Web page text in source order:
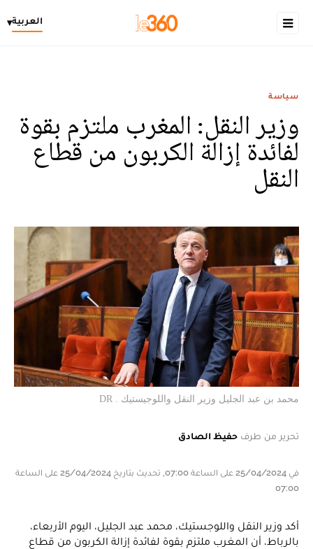
العربية▾
سياسة
وزير النقل: المغرب ملتزم بقوة
لفائدة إزالة الكربون من قطاع
النقل
محمد بن عبد الجليل وزير النقل واللوجيستيك . DR
تحرير من طرف حفيظ الصادق
في 25/04/2024 على الساعة 07:00, تحديث بتاريخ 25/04/2024 على الساعة
07:00
أكد وزير النقل واللوجستيك، محمد عبد الجليل، اليوم الأربعاء،
بالرباط، أن المغرب ملتزم بقوة لفائدة إزالة الكربون من قطاع